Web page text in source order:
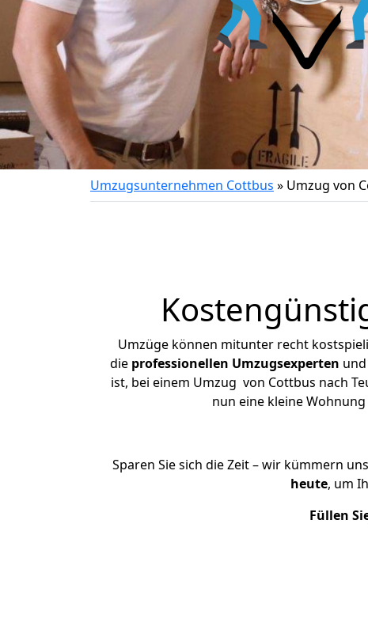
Umzugsunternehmen Cottbus » Umzug von
Umzüge können mitunter recht
die professionellen Umzugsexperten
ist, bei einem Umzug von Cottbus nach
nun eine kleine
Sparen Sie sich die Zeit – wir kümmern
heute, um
Füllen